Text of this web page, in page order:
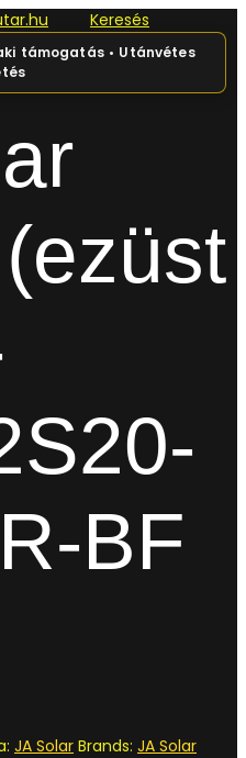
Keresés
0
BF
JA Solar Brands: JA Solar